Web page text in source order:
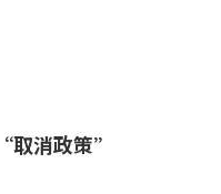
取消政策”